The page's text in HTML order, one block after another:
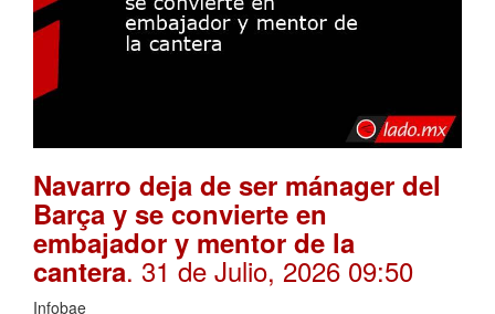
Navarro deja de ser mánager del
Barça y se convierte en
embajador y mentor de la
cantera. 31 de Julio, 2026 09:50
Infobae